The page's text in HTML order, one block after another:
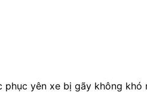
yên xe bị gãy không khó